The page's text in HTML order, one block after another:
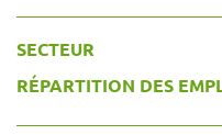
SECTEUR
RÉPARTITION DES